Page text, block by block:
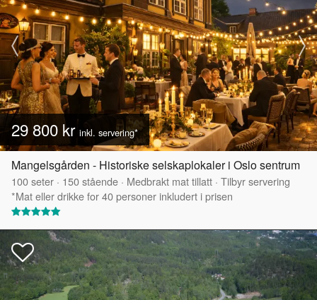
29 800 kr inkl. servering*
Mangelsgården - Historiske selskaplokaler i Oslo sentrum
100seter · 150stående · Medbrakt mat tillatt · Tilbyr servering
*Mat eller drikke for 40 personer inkludert i prisen